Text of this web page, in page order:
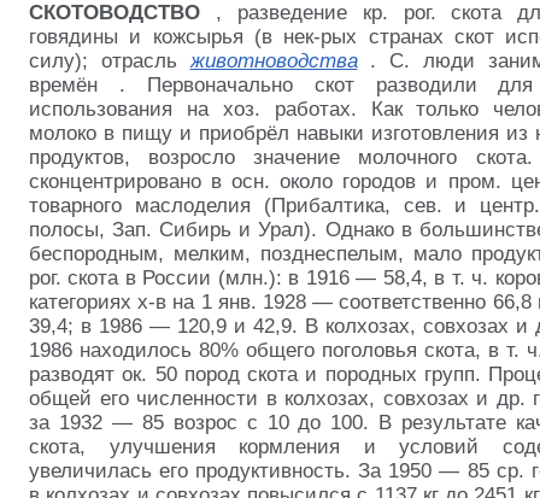
СКОТОВОДСТВО , разведение кр. рог. скота
говядины и кожсырья (в нек-рых странах скот
силу); отрасльживотноводства
. С. люди
времён . Первоначально скот разводили
использования на хоз. работах. Как только
молоко в пищу и приобрёл навыки изготовления
продуктов, возросло значение молочного
сконцентрировано в осн. около городов и пром.
товарного маслоделия (Прибалтика, сев. и
полосы, Зап. Сибирь и Урал). Однако в
беспородным, мелким, позднеспелым, мало
рог. скота в России (млн.): в 1916 — 58,4, в т. ч.
категориях х-в на 1 янв. 1928 — соответственно
39,4; в 1986 — 120,9 и 42,9. В колхозах, совхозах и
1986 находилось 80% общего поголовья скота, в
разводят ок. 50 пород скота и породных групп.
общей его численности в колхозах, совхозах и др.
за 1932 — 85 возрос с 10 до 100. В результате
скота, улучшения кормления и условий
увеличилась его продуктивность. За 1950 — 85 ср.